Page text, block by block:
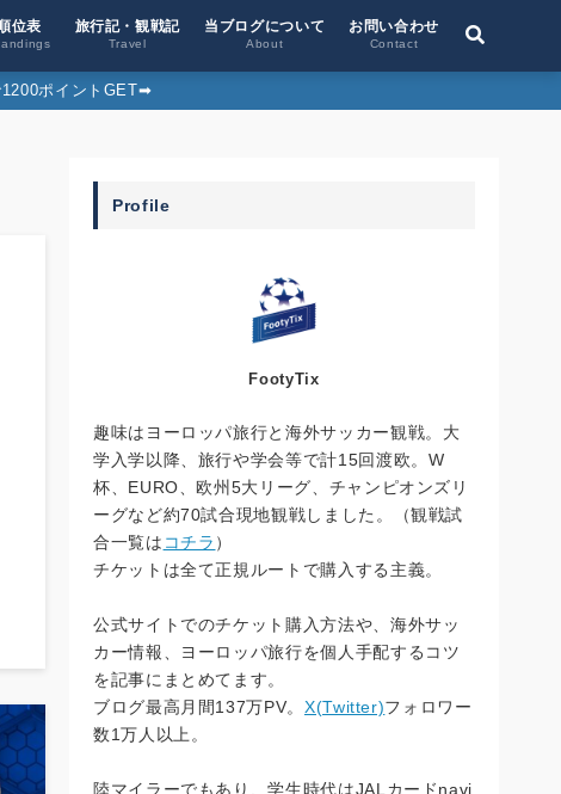
位表 旅行記・観戦記
Travel
当ブログについて
About
お問い合わせ
Contact
1200ポイントGET➡︎
Profile
FootyTix
趣味はヨーロッパ旅行と海外サッカー観戦。大
学入学以降、旅行や学会等で計15回渡欧。W
杯、EURO、欧州5大リーグ、チャンピオンズリ
ーグなど約70試合現地観戦しました。（観戦試
合一覧は コチラ ）
チケットは全て正規ルートで購入する主義。
公式サイトでのチケット購入方法や、海外サッ
カー情報、ヨーロッパ旅行を個人手配するコツ
を記事にまとめてます。
ブログ最高月間137万PV。 X(Twitter)フォロワー
数1万人以上。
陸マイラーでもあり、学生時代はJALカードnavi